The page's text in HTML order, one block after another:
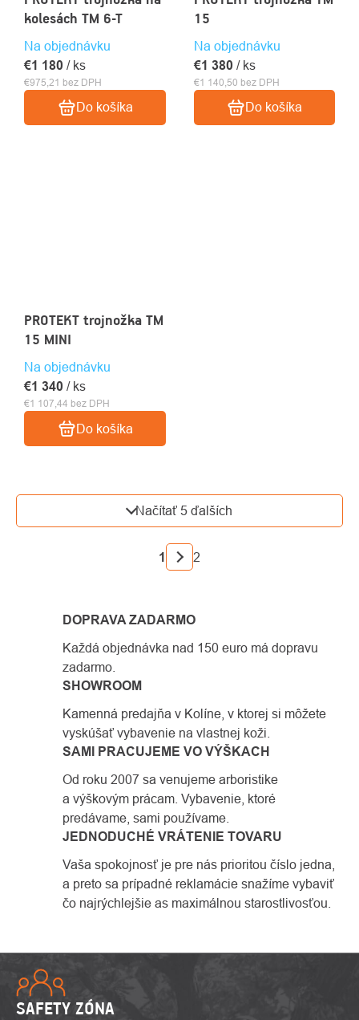
kolesách TM 6-T
Na objednávku
€975,21 bez DPH
€1 180 / ks
Do košíka
15
Na objednávku
€1 140,50 bez DPH
€1 380 / ks
Do košíka
PROTEKT trojnožka TM
15 MINI
Na objednávku
€1 107,44 bez DPH
€1 340 / ks
Do košíka
OVLÁDACIE
PRVKY
VÝPISU
Načítať 5 ďalších
STRÁNKOVANIE
1 2
DOPRAVA ZADARMO
Každá objednávka nad 150 euro má dopravu
zadarmo.
SHOWROOM
Kamenná predajňa v Kolíne, v ktorej si môžete
vyskúšať vybavenie na vlastnej koži.
SAMI PRACUJEME VO VÝŠKACH
Od roku 2007 sa venujeme arboristike
a výškovým prácam. Vybavenie, ktoré
predávame, sami používame.
JEDNODUCHÉ VRÁTENIE TOVARU
Vaša spokojnosť je pre nás prioritou číslo jedna,
a preto sa prípadné reklamácie snažíme vybaviť
čo najrýchlejšie as maximálnou starostlivosťou.
SAFETY ZÓNA